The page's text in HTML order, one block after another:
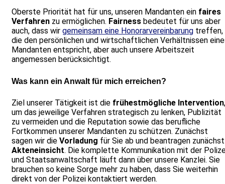
Oberste Priorität hat für uns, unseren Mandanten ein faires
Verfahren zu ermöglichen. Fairness bedeutet für uns aber
auch, dass wir gemeinsam eine Honorarvereinbarung treffen,
die den persönlichen und wirtschaftlichen Verhältnissen
Mandanten entspricht, aber auch unsere Arbeitszeit
angemessen berücksichtigt.
Was kann ein Anwalt für mich erreichen?
Ziel unserer Tätigkeit ist die frühestmögliche Intervention,
um das jeweilige Verfahren strategisch zu lenken, Publizität
zu vermeiden und die Reputation sowie das berufliche
Fortkommen unserer Mandanten zu schützen. Zunächst
sagen wir die Vorladung für Sie ab und beantragen zunächst
Akteneinsicht. Die komplette Kommunikation mit der
und Staatsanwaltschaft läuft dann über unsere Kanzlei. Sie
brauchen so keine Sorge mehr zu haben, dass Sie weiterhin
direkt von der Polizei kontaktiert werden.